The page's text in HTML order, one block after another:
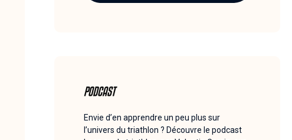
PODCAST
Envie d’en apprendre un peu plus sur
l’univers du triathlon ? Découvre le podcast